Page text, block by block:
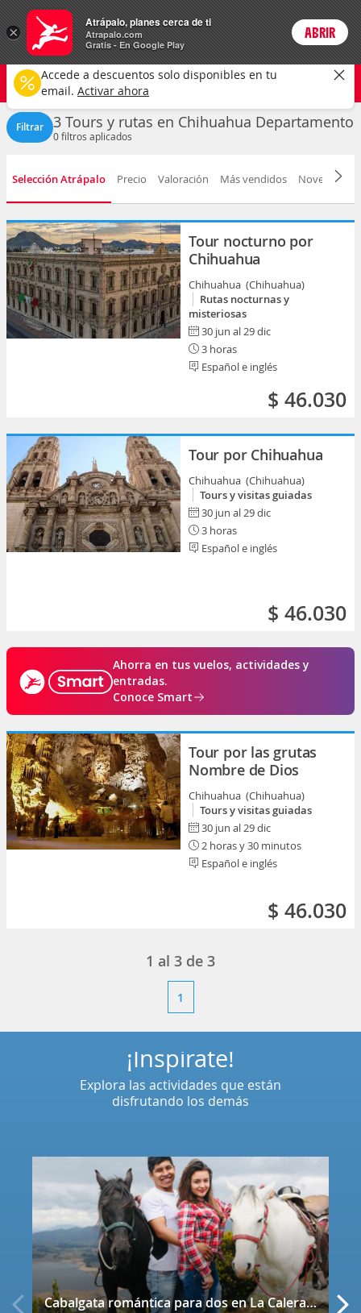
Actividades Login
Chihuahua
Tours y rutas Cualquier fecha
CAMBIAR
Filtrar 3 Tours y rutas en Chihuahua Departamento
0filtros aplicados
Selección Atrápalo Precio Valoración Más vendidos Novedad
Tour nocturno por
Chihuahua
Chihuahua (Chihuahua)
Rutas nocturnas y
misteriosas
30 jun al 29 dic
3 horas
Español e inglés
$ 46.030
Tour por Chihuahua
Chihuahua (Chihuahua)
Tours y visitas guiadas
30 jun al 29 dic
3 horas
Español e inglés
$ 46.030
Ahorra en tus vuelos, actividades y
entradas.
Conoce Smart
Tour por las grutas
Nombre de Dios
Chihuahua (Chihuahua)
Tours y visitas guiadas
30 jun al 29 dic
2 horas y 30 minutos
Español e inglés
$ 46.030
1 al 3 de 3
1
Cabalgata romántica para dos en La Calera con decoración
¡Inspírate!
Explora las actividades que están
disfrutando los demás
×
Atrápalo, planes cerca de ti
Atrapalo.com
Gratis - En Google Play
ABRIR
Accede a descuentos solo disponibles en tu
email. Activar ahora